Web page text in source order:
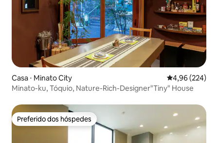
Casa ⋅ Minato City 4,96 de uma
4,96 (224)
Minato-ku, Tóquio, Nature-Rich-Designer"Tiny" House
Preferido dos hóspedes
Preferido dos hóspedes